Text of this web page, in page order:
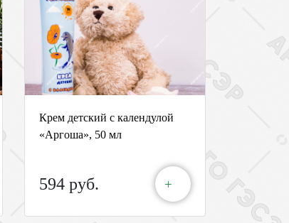
Крем детский с календулой
«Аргоша», 50 мл
594 руб. +